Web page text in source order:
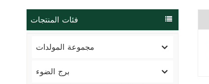
فئات المنتجات
مجموعة المولدات
برج الضوء